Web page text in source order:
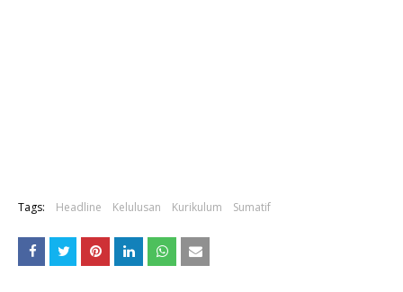
Tags: Headline Kelulusan Kurikulum Sumatif